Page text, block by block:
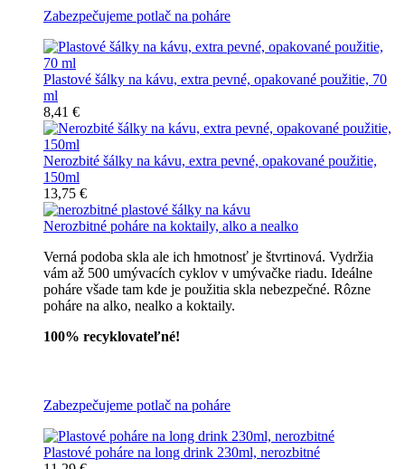
Zabezpečujeme potlač na poháre
Plastové šálky na kávu, extra pevné, opakované použitie, 70
ml
8,41 €
Nerozbité šálky na kávu, extra pevné, opakované použitie,
150ml
13,75 €
Nerozbitné poháre na koktaily, alko a nealko
Verná podoba skla ale ich hmotnosť je štvrtinová. Vydržia
vám až 500 umývacích cyklov v umývačke riadu. Ideálne
poháre všade tam kde je použitia skla nebezpečné. Rôzne
poháre na alko, nealko a koktaily.
100% recyklovateľné!
Zabezpečujeme potlač na poháre
Plastové poháre na long drink 230ml, nerozbitné